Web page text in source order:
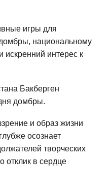
игры для
национальному
искренний интерес к
Бакберген
домбры.
и образ жизни
осознает
творческих
отклик в сердце